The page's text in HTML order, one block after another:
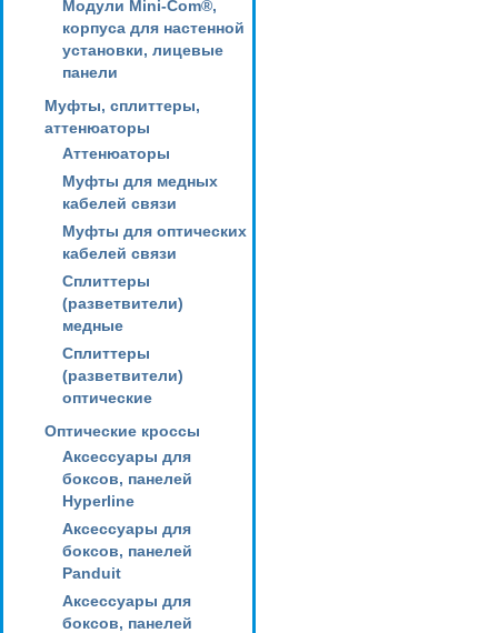
Модули Mini-Com®,
корпуса для настенной
установки, лицевые
панели
Муфты, сплиттеры,
аттенюаторы
Аттенюаторы
Муфты для медных
кабелей связи
Муфты для оптических
кабелей связи
Сплиттеры
(разветвители)
медные
Сплиттеры
(разветвители)
оптические
Оптические кроссы
Аксессуары для
боксов, панелей
Hyperline
Аксессуары для
боксов, панелей
Panduit
Аксессуары для
боксов, панелей